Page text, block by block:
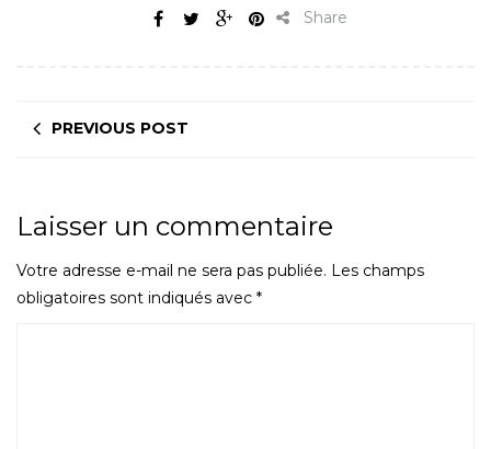
Share
PREVIOUS POST
Laisser un commentaire
Votre adresse e-mail ne sera pas publiée. Les champs
obligatoires sont indiqués avec *